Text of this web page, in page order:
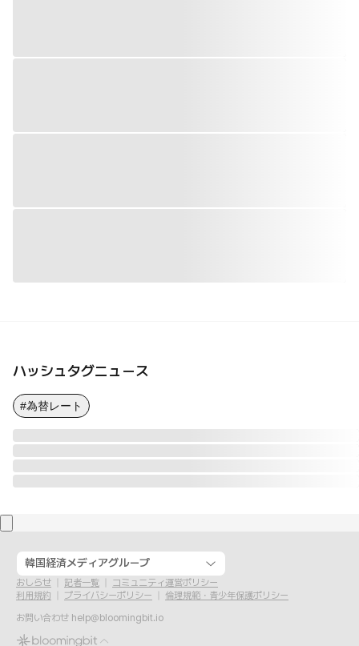
ハッシュタグニュース
#為替レート
韓国経済メディアグループ
おしらせ 記者一覧
コミュニティ運営ポリシー
利用規約
プライバシーポリシー
倫理規範・青少年保護ポリシー
お問い合わせ help@bloomingbit.io